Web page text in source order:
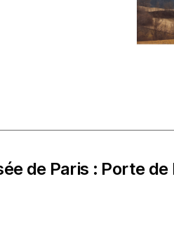
de Paris : Porte